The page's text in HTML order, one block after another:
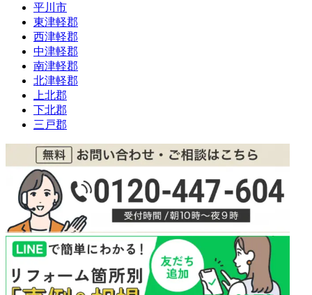
平川市
東津軽郡
西津軽郡
中津軽郡
南津軽郡
北津軽郡
上北郡
下北郡
三戸郡